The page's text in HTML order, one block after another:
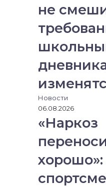
о
н
у
п
ч
у
не
Новости
06.08.2026
«Наркоз
хорошо»: